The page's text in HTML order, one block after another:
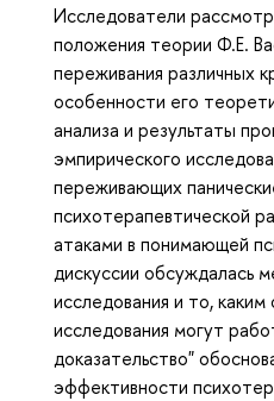
Исследователи
положения теории Ф.Е.
переживания различных
особенности его
анализа и результаты
эмпирического
переживающих
психотерапевтической
атаками в понимающей
дискуссии обсуждалась
исследования и то,
исследования могут
доказательство"
эффективности